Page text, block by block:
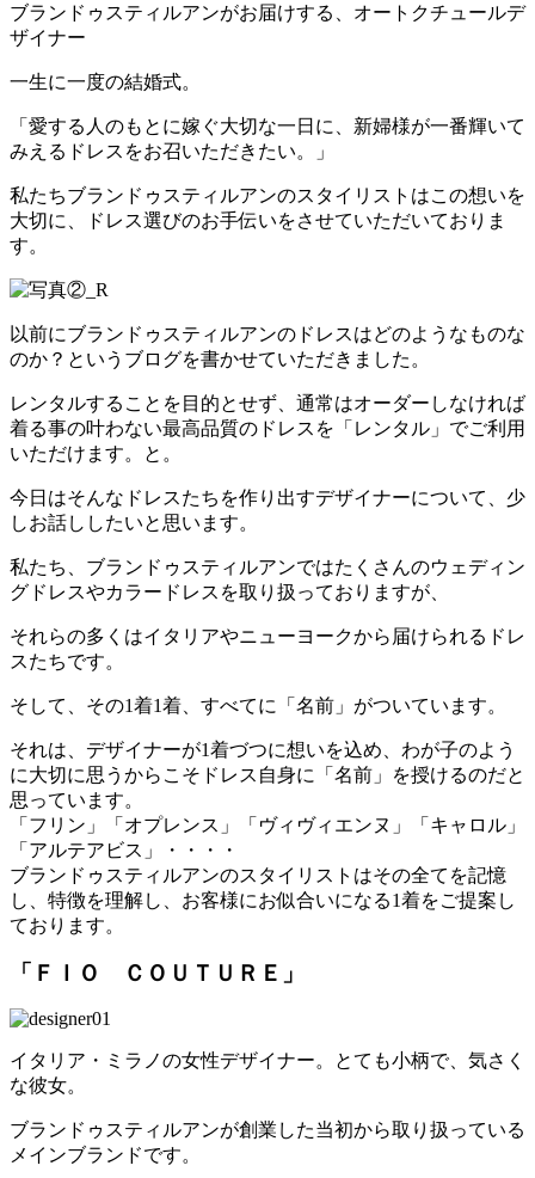
ブランドゥスティルアンがお届けする、オートクチュールデ
ザイナー
一生に一度の結婚式。
「愛する人のもとに嫁ぐ大切な一日に、新婦様が一番輝いて
みえるドレスをお召いただきたい。」
私たちブランドゥスティルアンのスタイリストはこの想いを
大切に、ドレス選びのお手伝いをさせていただいておりま
す。
以前にブランドゥスティルアンのドレスはどのようなものな
のか？というブログを書かせていただきました。
レンタルすることを目的とせず、通常はオーダーしなければ
着る事の叶わない最高品質のドレスを「レンタル」でご利用
いただけます。と。
今日はそんなドレスたちを作り出すデザイナーについて、少
しお話ししたいと思います。
私たち、ブランドゥスティルアンではたくさんのウェディン
グドレスやカラードレスを取り扱っておりますが、
それらの多くはイタリアやニューヨークから届けられるドレ
スたちです。
そして、その1着1着、すべてに「名前」がついています。
それは、デザイナーが1着づつに想いを込め、わが子のよう
に大切に思うからこそドレス自身に「名前」を授けるのだと
思っています。
「フリン」「オプレンス」「ヴィヴィエンヌ」「キャロル」
「アルテアビス」・・・・
ブランドゥスティルアンのスタイリストはその全てを記憶
し、特徴を理解し、お客様にお似合いになる1着をご提案し
ております。
「ＦＩＯ ＣＯＵＴＵＲＥ」
イタリア・ミラノの女性デザイナー。とても小柄で、気さく
な彼女。
ブランドゥスティルアンが創業した当初から取り扱っている
メインブランドです。